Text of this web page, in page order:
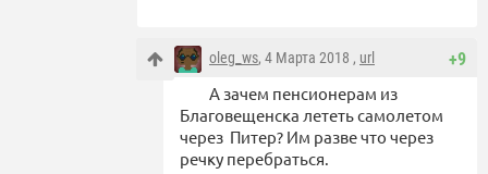
+9
oleg_ws, 4 Марта 2018 , url
А зачем пенсионерам из
Благовещенска лететь самолетом
через Питер? Им разве что через
речку перебраться.